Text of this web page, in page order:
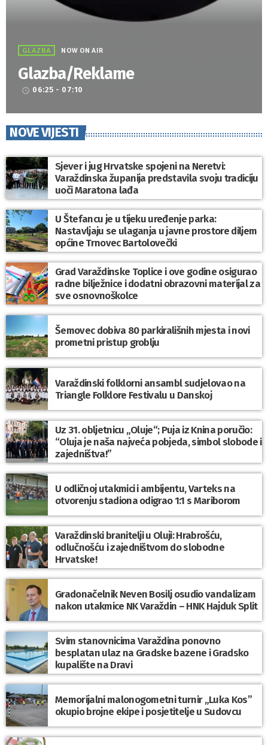
GLAZBA NOW ON AIR
Glazba/Reklame
access_time 06:25 - 07:10
NOVE VIJESTI
Sjever i jug Hrvatske spojeni na Neretvi:
Varaždinska županija predstavila svoju tradiciju
uoči Maratona lađa
U Štefancu je u tijeku uređenje parka:
Nastavljaju se ulaganja u javne prostore diljem
općine Trnovec Bartolovečki
Grad Varaždinske Toplice i ove godine osigurao
radne bilježnice i dodatni obrazovni materijal za
sve osnovnoškolce
Šemovec dobiva 80 parkirališnih mjesta i novi
prometni pristup groblju
Varaždinski folklorni ansambl sudjelovao na
Triangle Folklore Festivalu u Danskoj
Uz 31. obljetnicu „Oluje“; Puja iz Knina poručio:
“Oluja je naša najveća pobjeda, simbol slobode i
zajedništva!”
U odličnoj utakmici i ambijentu, Varteks na
otvorenju stadiona odigrao 1:1 s Mariborom
Varaždinski branitelji u Oluji: Hrabrošću,
odlučnošću i zajedništvom do slobodne
Hrvatske!
Gradonačelnik Neven Bosilj osudio vandalizam
nakon utakmice NK Varaždin – HNK Hajduk Split
Svim stanovnicima Varaždina ponovno
besplatan ulaz na Gradske bazene i Gradsko
kupalište na Dravi
Memorijalni malonogometni turnir „Luka Kos”
okupio brojne ekipe i posjetitelje u Sudovcu